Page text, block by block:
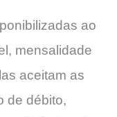
ao
mensalidade
aceitam as
de débito,